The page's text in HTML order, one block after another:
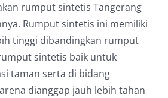
rumput sintetis Tangerang
Rumput sintetis ini memiliki
tinggi dibandingkan rumput
sintetis baik untuk
taman serta di bidang
dianggap jauh lebih tahan